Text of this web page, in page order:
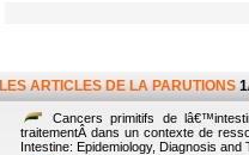
LES ARTICLES DE LA PARUTIONS
Cancers primitifs de
traitementÂ dans un contexte de
Intestine: Epidemiology, Diagnosis